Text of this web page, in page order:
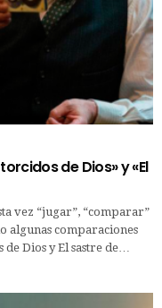
de Dios» y «El
vez “jugar”, “comparar”
algunas comparaciones
Dios y El sastre de…